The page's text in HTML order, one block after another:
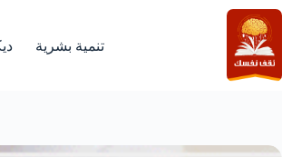
التجاوز
إلى
المحتوى
تنمية بشرية